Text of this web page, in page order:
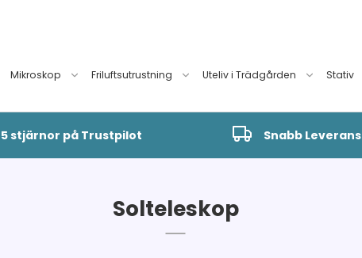
Mikroskop Friluftsutrustning Uteliv i Trädgården Stativ
5 stjärnor på Trustpilot Snabb Leverans
Solteleskop